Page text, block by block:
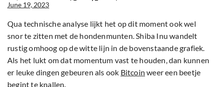
June 19, 2023
Qua technische analyse lijkt het op dit moment ook wel
snor te zitten met de hondenmunten. Shiba Inu wandelt
rustig omhoog op de witte lijn in de bovenstaande grafiek.
Als het lukt om dat momentum vast te houden, dan kunnen
er leuke dingen gebeuren als ook Bitcoin weer een beetje
begint te knallen.